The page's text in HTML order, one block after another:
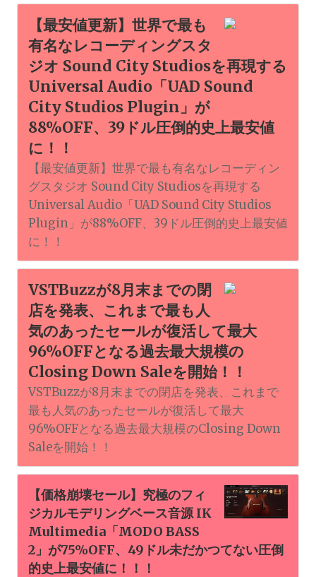
【最安値更新】世界で最も
有名なレコーディングスタ
ジオ Sound City Studiosを再現する
Universal Audio「UAD Sound
City Studios Plugin」が
88%OFF、39ドル圧倒的史上最安値
に！！
【最安値更新】世界で最も有名なレコーディン
グスタジオ Sound City Studiosを再現する
Universal Audio「UAD Sound City Studios
Plugin」が88%OFF、39ドル圧倒的史上最安値
に！！
VSTBuzzが8月末までの閉
店を発表、これまで最も人
気のあったセールが復活して最大
96%OFFとなる過去最大規模の
Closing Down Saleを開始！！
VSTBuzzが8月末までの閉店を発表、これまで
最も人気のあったセールが復活して最大
96%OFFとなる過去最大規模のClosing Down
Saleを開始！！
【価格崩壊セール】究極のフィ
ジカルモデリングベース音源 IK
Multimedia「MODO BASS
2」が75%OFF、49ドル未だかつてない圧倒
的史上最安値に！！！